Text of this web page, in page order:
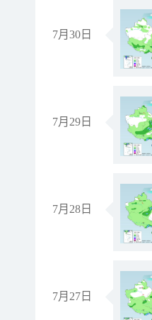
7月30日
7月29日
7月28日
7月27日